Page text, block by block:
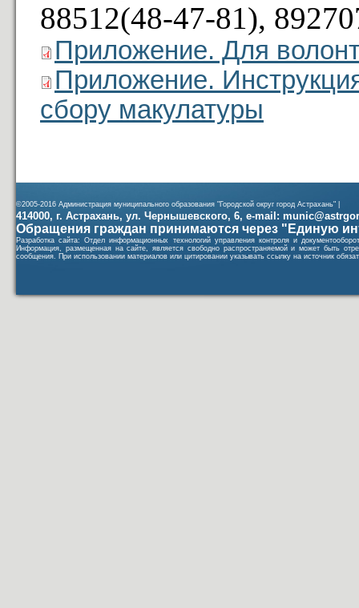
88512(48-47-81),
Приложение. Для
Приложение.
сбору макулатуры
©2005-2016 Администрация муниципального образования "Городской округ город Астрахань" |
414000, г. Астрахань, ул. Чернышевского, 6, e-mail:
Обращения граждан принимаются через "Единую
Разработка сайта: Отдел информационных технологий управления контроля и
Информация, размещенная на сайте, является свободно распространяемой и может быть
сообщения. При использовании материалов или цитировании указывать ссылку на источник